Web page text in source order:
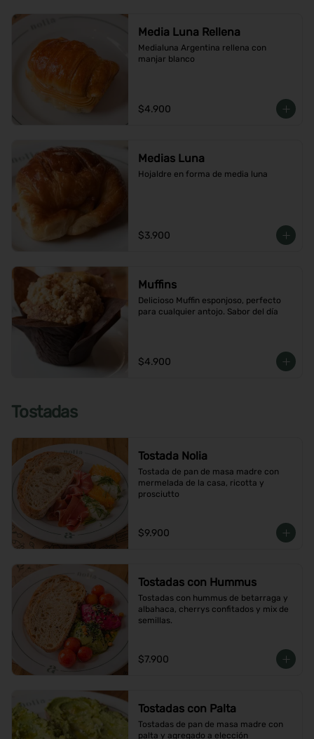
Media Luna Rellena
Medialuna Argentina rellena con
manjar blanco
$4.900
Medias Luna
Hojaldre en forma de media luna
$3.900
Muffins
Delicioso Muffin esponjoso, perfecto
para cualquier antojo. Sabor del día
$4.900
Tostadas
Tostada Nolia
Tostada de pan de masa madre con
mermelada de la casa, ricotta y
prosciutto
$9.900
Tostadas con Hummus
Tostadas con hummus de betarraga y
albahaca, cherrys confitados y mix de
semillas.
$7.900
Tostadas con Palta
Tostadas de pan de masa madre con
palta y agregado a elección